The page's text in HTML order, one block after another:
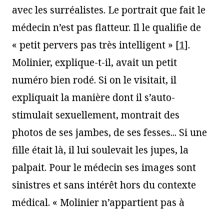
avec les surréalistes. Le portrait que fait le
médecin n’est pas flatteur. Il le qualifie de
« petit pervers pas très intelligent » [1].
Molinier, explique-t-il, avait un petit
numéro bien rodé. Si on le visitait, il
expliquait la manière dont il s’auto-
stimulait sexuellement, montrait des
photos de ses jambes, de ses fesses... Si une
fille était là, il lui soulevait les jupes, la
palpait. Pour le médecin ses images sont
sinistres et sans intérêt hors du contexte
médical. « Molinier n’appartient pas à